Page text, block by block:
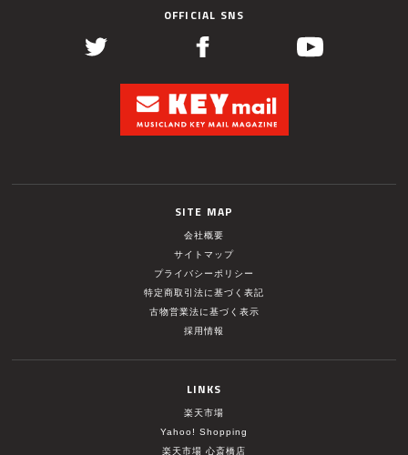
OFFICIAL SNS
SITE MAP
会社概要
サイトマップ
プライバシーポリシー
特定商取引法に基づく表記
古物営業法に基づく表示
採用情報
LINKS
楽天市場
Yahoo! Shopping
楽天市場 心斎橋店